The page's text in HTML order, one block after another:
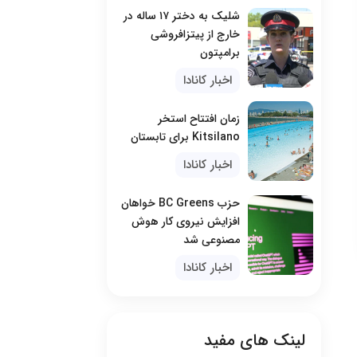
شلیک به دختر ۱۷ ساله در
خارج از پیتزافروشی
برامپتون
اخبار کانادا
زمان افتتاح استخر
Kitsilano برای تابستان
اخبار کانادا
حزب BC Greens خواهان
افزایش نیروی کار هوش
مصنوعی شد
اخبار کانادا
لینک های مفید